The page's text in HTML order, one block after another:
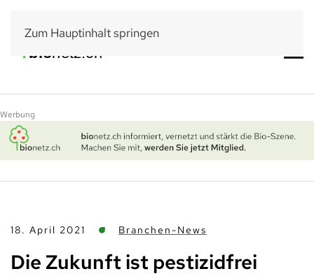
Zum Hauptinhalt springen
Werbung
18. April 2021 Branchen-News
Die Zukunft ist pestizidfrei